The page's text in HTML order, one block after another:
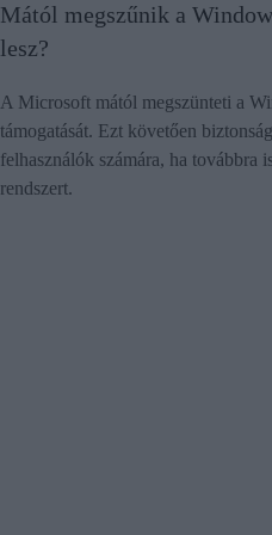
Mától megszűnik a
lesz?
A Microsoft mától megszünteti a
támogatását. Ezt követően
felhasználók számára, ha továbbra
rendszert.